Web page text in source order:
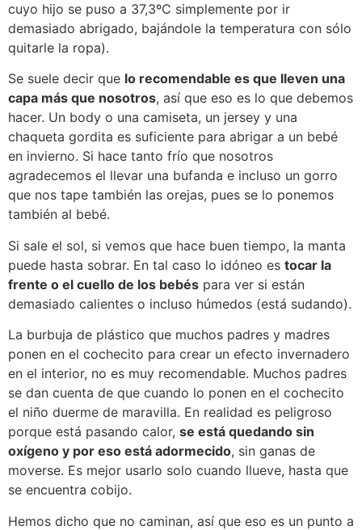
cuyo hijo se puso a 37,3ºC simplemente por ir
demasiado abrigado, bajándole la temperatura con sólo
quitarle la ropa).
Se suele decir que lo recomendable es que lleven una
capa más que nosotros, así que eso es lo que debemos
hacer. Un body o una camiseta, un jersey y una
chaqueta gordita es suficiente para abrigar a un bebé
en invierno. Si hace tanto frío que nosotros
agradecemos el llevar una bufanda e incluso un gorro
que nos tape también las orejas, pues se lo ponemos
también al bebé.
Si sale el sol, si vemos que hace buen tiempo, la manta
puede hasta sobrar. En tal caso lo idóneo es tocar la
frente o el cuello de los bebés para ver si están
demasiado calientes o incluso húmedos (está sudando).
La burbuja de plástico que muchos padres y madres
ponen en el cochecito para crear un efecto invernadero
en el interior, no es muy recomendable. Muchos padres
se dan cuenta de que cuando lo ponen en el cochecito
el niño duerme de maravilla. En realidad es peligroso
porque está pasando calor, se está quedando sin
oxígeno y por eso está adormecido, sin ganas de
moverse. Es mejor usarlo solo cuando llueve, hasta que
se encuentra cobijo.
Hemos dicho que no caminan, así que eso es un punto a